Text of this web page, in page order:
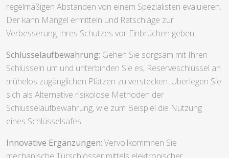
regelmäßigen Abständen von einem Spezialisten evaluieren.
Der kann Mängel ermitteln und Ratschläge zur
Verbesserung Ihres Schutzes vor Einbrüchen geben.
Schlüsselaufbewahrung: Gehen Sie sorgsam mit Ihren
Schlüsseln um und unterbinden Sie es, Reserveschlüssel an
mühelos zugänglichen Plätzen zu verstecken. Überlegen Sie
sich als Alternative risikolose Methoden der
Schlüsselaufbewahrung, wie zum Beispiel die Nutzung
eines Schlüsselsafes.
Innovative Ergänzungen: Vervollkommnen Sie
mechanische Türschlösser mittels elektronischer